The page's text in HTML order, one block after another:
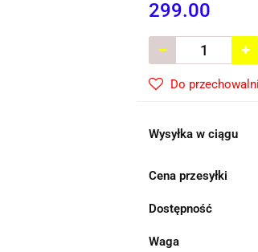
299.00
Do przechowalni
Wysyłka w ciągu
Cena przesyłki
Dostępność
Waga